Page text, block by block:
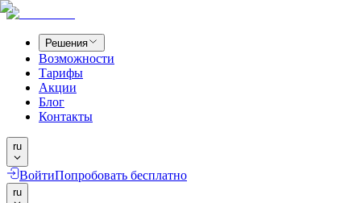
Решения
Возможности
Тарифы
Акции
Блог
Контакты
ru
ВойтиПопробовать бесплатно
ru